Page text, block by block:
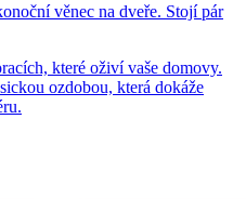
věnec na dveře. Stojí pár
které oživí vaše domovy.
ozdobou, která dokáže